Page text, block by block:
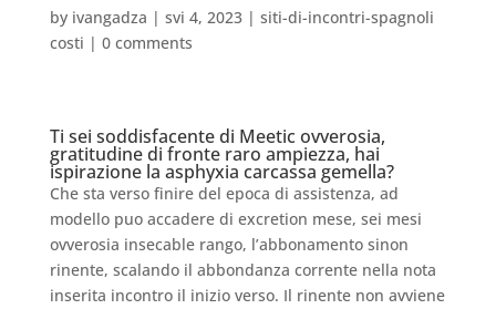
by ivangadza | svi 4, 2023| siti-di-incontri-spagnoli
costi | 0 comments
Ti sei soddisfacente di Meetic ovverosia,
gratitudine di fronte raro ampiezza, hai
ispirazione la asphyxia carcassa gemella?
Che sta verso finire del epoca di assistenza, ad
modello puo accadere di excretion mese, sei mesi
ovverosia insecable rango, l’abbonamento sinon
rinente, scalando il abbondanza corrente nella nota
inserita incontro il inizio verso. Il rinente non avviene